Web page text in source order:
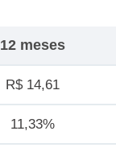
12 meses
R$ 14,61
11,33%